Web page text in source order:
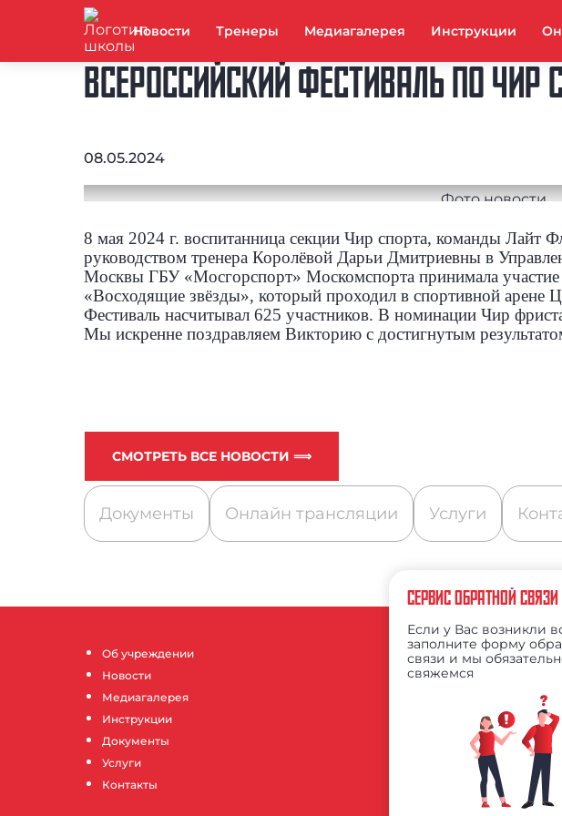
Новости Тренеры Медиагалерея Инструкции
ВСЕРОССИЙСКИЙ ФЕСТИВАЛЬ ПО ЧИР
08.05.2024
8 мая 2024 г. воспитанница секции Чир спорта, команды Лайт
руководством тренера Королёвой Дарьи Дмитриевны в
Москвы ГБУ «Мосгорспорт» Москомспорта принимала участие
«Восходящие звёзды», который проходил в спортивной
Фестиваль насчитывал 625 участников. В номинации Чир
Мы искренне поздравляем Викторию с достигнутым
СМОТРЕТЬ ВСЕ НОВОСТИ ⟹
Документы Онлайн трансляции Услуги
Об учреждении
Новости
Медиагалерея
Инструкции
Документы
Услуги
Контакты
СЕРВИС ОБРАТНОЙ СВЯЗИ
Если у Вас возникли
заполните форму
связи и мы
свяжемся